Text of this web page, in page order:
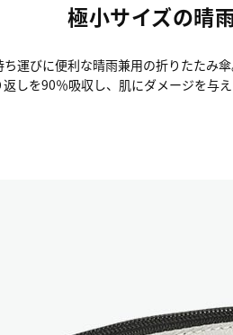
極小サイズの晴
運びに便利な晴雨兼用の折りたたみ
しを90％吸収し、肌にダメージを